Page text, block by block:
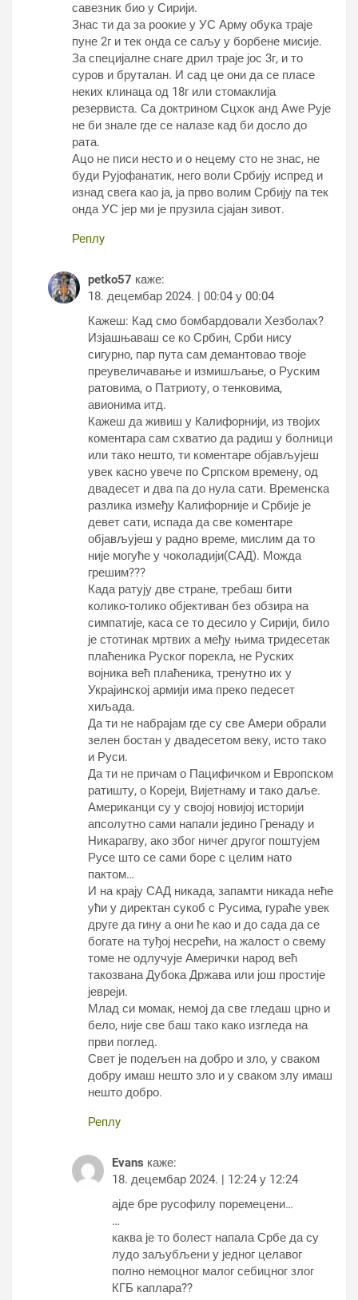
савезник био у Сирији.
Знас ти да за роокие у УС Армy обука траје
пуне 2г и тек онда се саљу у борбене мисије.
За специјалне снаге дрил траје јос 3г, и то
суров и бруталан. И сад це они да се пласе
неких клинаца од 18г или стомаклија
резервиста. Са доктрином Сцхок анд Аwе Рује
не би знале где се налазе кад би досло до
рата.
Ацо не писи несто и о нецему сто не знас, не
буди Рујофанатик, него воли Србију испред и
изнад свега као ја, ја прво волим Србију па тек
онда УС јер ми је прузила сјајан зивот.
Реплy
petko57 каже:
18. децембар 2024. | 00:04 у 00:04
Кажеш: Кад смо бомбардовали Хезболах?
Изјашњаваш се ко Србин, Срби нису
сигурно, пар пута сам демантовао твоје
преувеличавање и измишљање, о Руским
ратовима, о Патриоту, о тенковима,
авионима итд.
Кажеш да живиш у Калифорнији, из твојих
коментара сам схватио да радиш у болници
или тако нешто, ти коментаре објављујеш
увек касно увече по Српском времену, од
двадесет и два па до нула сати. Временска
разлика између Калифорније и Србије је
девет сати, испада да све коментаре
објављујеш у радно време, мислим да то
није могуће у чоколадији(САД). Можда
грешим???
Када ратују две стране, требаш бити
колико-толико објективан без обзира на
симпатије, каса се то десило у Сирији, било
је стотинак мртвих а међу њима тридесетак
плаћеника Руског порекла, не Руских
војника већ плаћеника, тренутно их у
Украјинској армији има преко педесет
хиљада.
Да ти не набрајам где су све Амери обрали
зелен бостан у двадесетом веку, исто тако
и Руси.
Да ти не причам о Пацифичком и Европском
ратишту, о Кореји, Вијетнаму и тако даље.
Американци су у својој новијој историји
апсолутно сами напали једино Гренаду и
Никарагву, ако због ничег другог поштујем
Русе што се сами боре с целим нато
пактом…
И на крају САД никада, запамти никада неће
ући у директан сукоб с Русима, гураће увек
друге да гину а они ће као и до сада да се
богате на туђој несрећи, на жалост о свему
томе не одлучује Амерички народ већ
такозвана Дубока Држава или још простије
јевреји.
Млад си момак, немој да све гледаш црно и
бело, није све баш тако како изгледа на
први поглед.
Свет је подељен на добро и зло, у сваком
добру имаш нешто зло и у сваком злу имаш
нешто добро.
Реплy
Evans каже:
18. децембар 2024. | 12:24 у 12:24
ајде бре русофилу поремецени…
…
каква је то болест напала Србе да су
лудо заљубљени у једног целавог
полно немоцног малог себицног злог
КГБ каплара??